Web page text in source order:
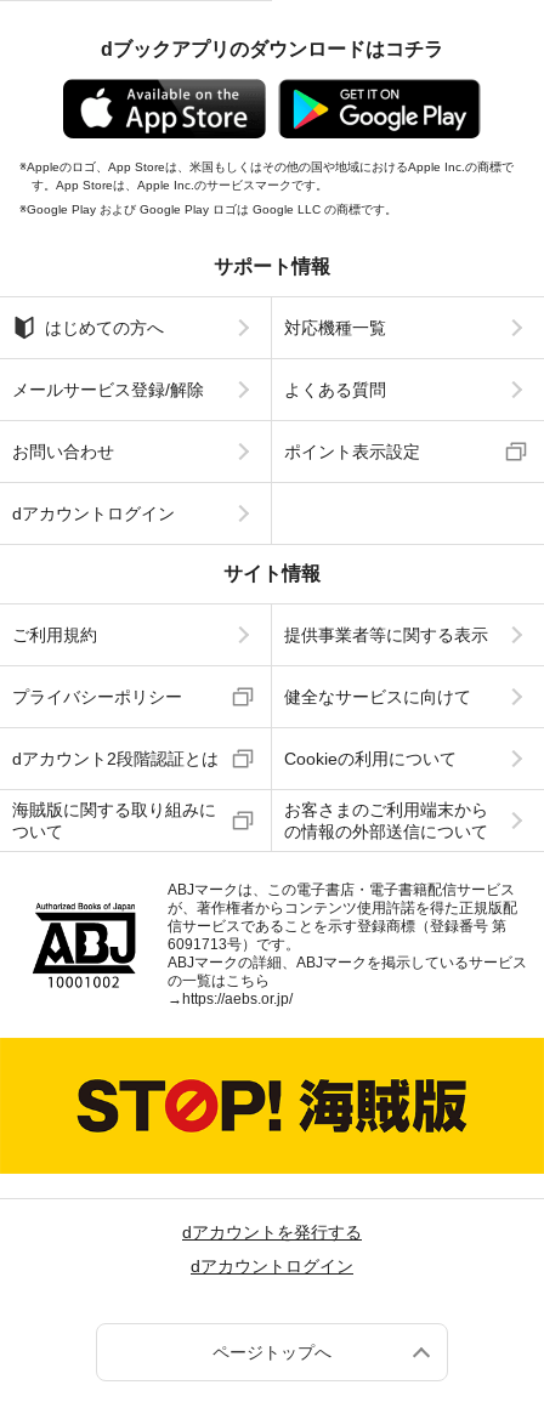
dブックアプリのダウンロードはコチラ
Appleのロゴ、App Storeは、米国もしくはその他の国や地域におけるApple Inc.の商標で
す。App Storeは、Apple Inc.のサービスマークです。
Google Play および Google Play ロゴは Google LLC の商標です。
サポート情報
はじめての方へ 対応機種一覧
メールサービス登録/解除 よくある質問
お問い合わせ ポイント表示設定
dアカウントログイン
サイト情報
ご利用規約 提供事業者等に関する表示
プライバシーポリシー 健全なサービスに向けて
dアカウント2段階認証とは Cookieの利用について
海賊版に関する取り組みに
ついて
お客さまのご利用端末から
の情報の外部送信について
ABJマークは、この電子書店・電子書籍配信サービス
が、著作権者からコンテンツ使用許諾を得た正規版配
信サービスであることを示す登録商標（登録番号 第
6091713号）です。
ABJマークの詳細、ABJマークを掲示しているサービス
の一覧はこちら
→ https://aebs.or.jp/
dアカウントを発行する
dアカウントログイン
ページトップへ